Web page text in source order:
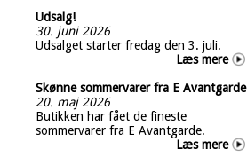
Udsalg!
30. juni 2026
Udsalget starter fredag den 3. juli.
Læs mere
Skønne sommervarer fra E Avantgarde
20. maj 2026
Butikken har fået de fineste
sommervarer fra E Avantgarde.
Læs mere